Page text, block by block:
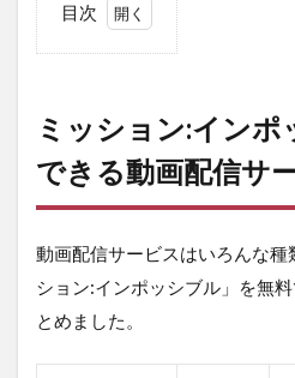
目次
ョ
ン:
イ
ン
ッ
ブ
ル
視
ミッション:イン
できる動画配信サ
動画配信サービスはいろんな種
ション:インポッシブル」を無
とめました。